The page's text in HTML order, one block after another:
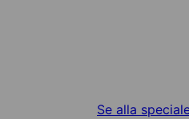
Se alla